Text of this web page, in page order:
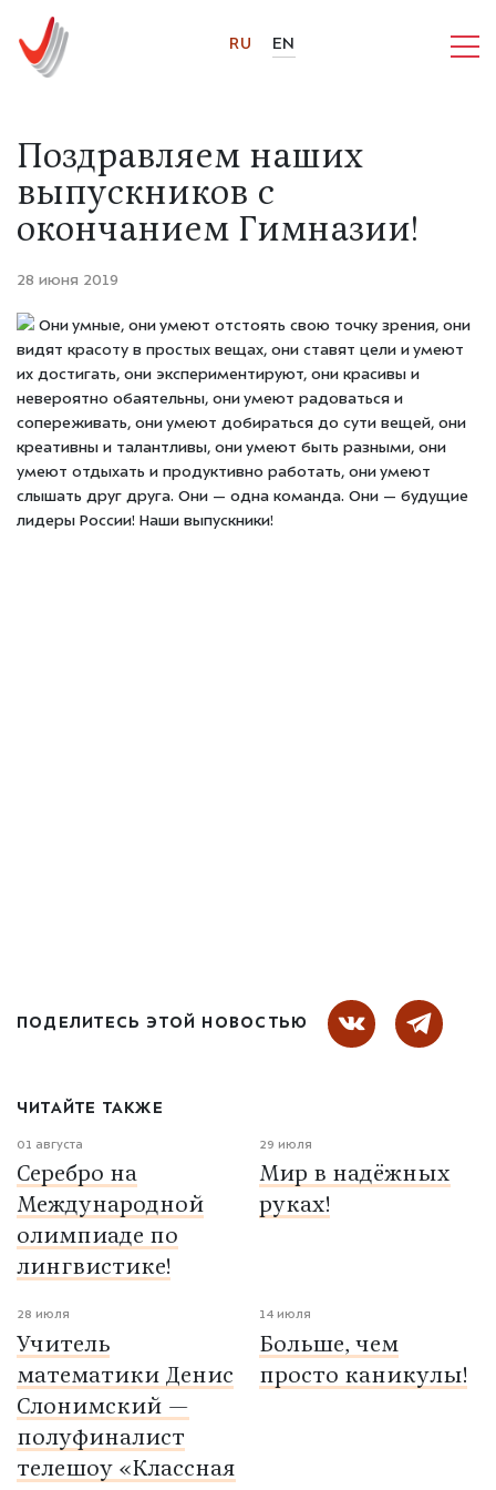
RU EN
Поздравляем наших
выпускников с
окончанием Гимназии!
28 июня 2019
Они умные, они умеют отстоять свою точку зрения, они
видят красоту в простых вещах, они ставят цели и умеют
их достигать, они экспериментируют, они красивы и
невероятно обаятельны, они умеют радоваться и
сопереживать, они умеют добираться до сути вещей, они
креативны и талантливы, они умеют быть разными, они
умеют отдыхать и продуктивно работать, они умеют
слышать друг друга. Они — одна команда. Они — будущие
лидеры России! Наши выпускники!
ПОДЕЛИТЕСЬ ЭТОЙ НОВОСТЬЮ
ЧИТАЙТЕ ТАКЖЕ
01 августа
Серебро на
Международной
олимпиаде по
лингвистике!
29 июля
Мир в надёжных
руках!
28 июля
Учитель
математики Денис
Слонимский —
полуфиналист
телешоу «Классная
14 июля
Больше, чем
просто каникулы!